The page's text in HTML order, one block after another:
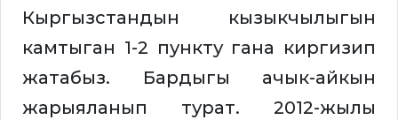
Кыргызстандын кызыкчылыгын
камтыган 1-2 пункту гана киргизип
жатабыз. Бардыгы ачык-айкын
жарыяланып турат. 2012-жылы